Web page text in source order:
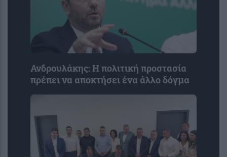
Ανδρουλάκης: Η πολιτική προστασία
πρέπει να αποκτήσει ένα άλλο δόγμα